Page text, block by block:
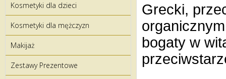
Kosmetyki dla dzieci
Kosmetyki dla mężczyzn
Makijaż
Zestawy Prezentowe
Grecki,
bogaty w